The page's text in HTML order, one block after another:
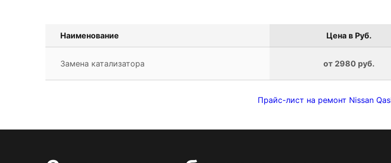
Наименование Цена в Руб.
Замена катализатора от 2980 руб.
Прайс-лист на ремонт Nissan